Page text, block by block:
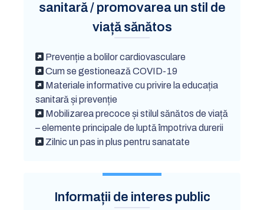
sanitară / promovarea un stil de
viață sănătos
Prevenție a bolilor cardiovasculare
Cum se gestionează COVID-19
Materiale informative cu privire la educația
sanitară și prevenție
Mobilizarea precoce și stilul sănătos de viață
– elemente principale de luptă împotriva durerii
Zilnic un pas in plus pentru sanatate
Informații de interes public